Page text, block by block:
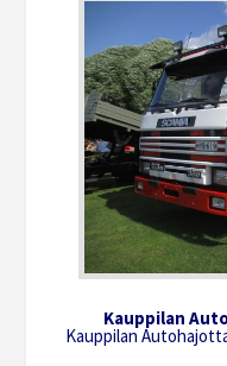
Kauppilan
Kauppilan